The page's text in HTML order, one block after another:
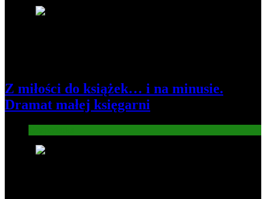
Z miłości do książek… i na minusie.
Dramat małej księgarni